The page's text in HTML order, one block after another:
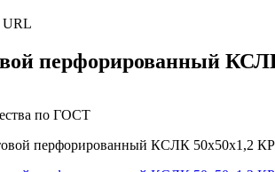
URL
перфорированный
по ГОСТ